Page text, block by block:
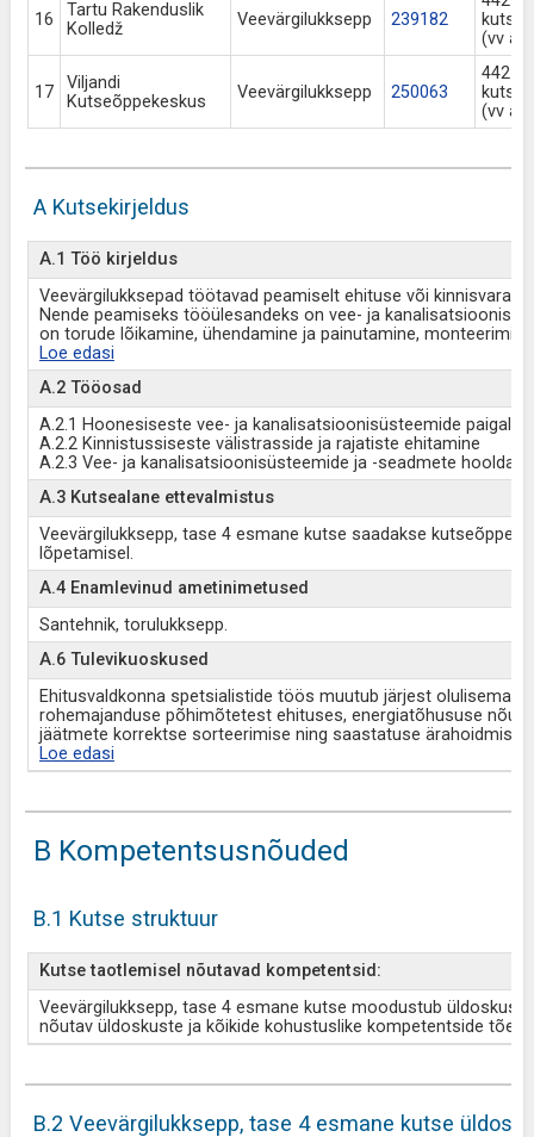
16
Tartu Rakenduslik
Kolledž
Veevärgilukksepp 239182
(vv
17
Viljandi
Kutseõppekeskus
Veevärgilukksepp 250063
442
(vv
A Kutsekirjeldus
A.1 Töö kirjeldus
Veevärgilukksepad töötavad peamiselt ehituse või kinnisvara
Nende peamiseks tööülesandeks on vee- ja
on torude lõikamine, ühendamine ja painutamine,
Loe edasi
A.2 Tööosad
A.2.1 Hoonesiseste vee- ja kanalisatsioonisüsteemide
A.2.2 Kinnistussiseste välistrasside ja rajatiste ehitamine
A.2.3 Vee- ja kanalisatsioonisüsteemide ja -seadmete
A.3 Kutsealane ettevalmistus
Veevärgilukksepp, tase 4 esmane kutse saadakse
lõpetamisel.
A.4 Enamlevinud ametinimetused
Santehnik, torulukksepp.
A.6 Tulevikuoskused
Ehitusvaldkonna spetsialistide töös muutub järjest
rohemajanduse põhimõtetest ehituses, energiatõhususe
jäätmete korrektse sorteerimise ning saastatuse ärahoidmise
Loe edasi
B Kompetentsusnõuded
B.1 Kutse struktuur
Kutse taotlemisel nõutavad kompetentsid:
Veevärgilukksepp, tase 4 esmane kutse moodustub
nõutav üldoskuste ja kõikide kohustuslike kompetentside
B.2 Veevärgilukksepp, tase 4 esmane kutse